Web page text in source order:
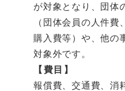
が対象となり、団体
（団体会員の人件
購入費等）や、他の
対象外です。
【費目】
報償費、交通費、消